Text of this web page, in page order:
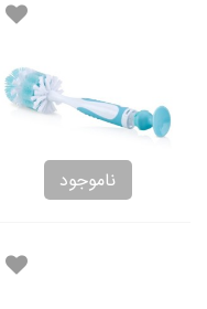
ناموجود